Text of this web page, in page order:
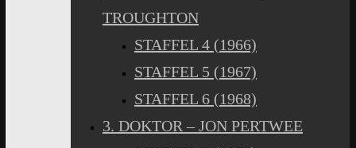
TROUGHTON
STAFFEL 4 (1966)
STAFFEL 5 (1967)
STAFFEL 6 (1968)
3. DOKTOR – JON PERTWEE